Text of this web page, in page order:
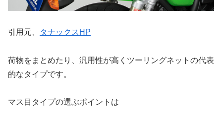
引用元、 タナックスHP
荷物をまとめたり、汎用性が高くツーリングネットの代表
的なタイプです。
マス目タイプの選ぶポイントは